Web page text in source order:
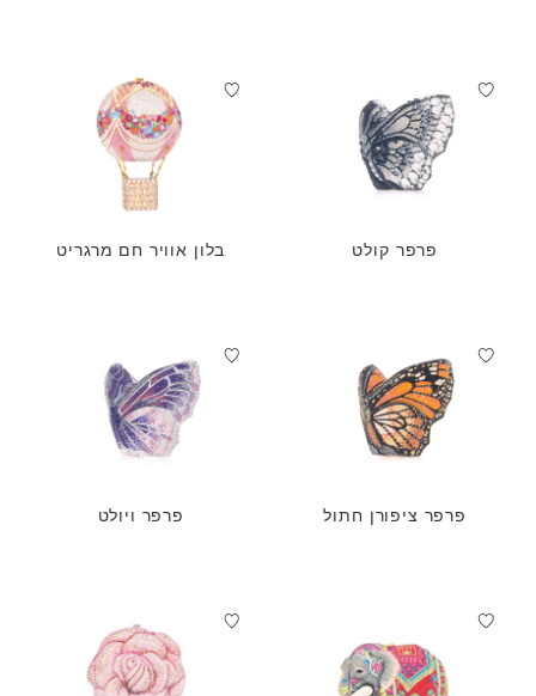
פרפר קולט בלון אוויר חם מרגריט
פרפר ציפורן חתול פרפר ויולט